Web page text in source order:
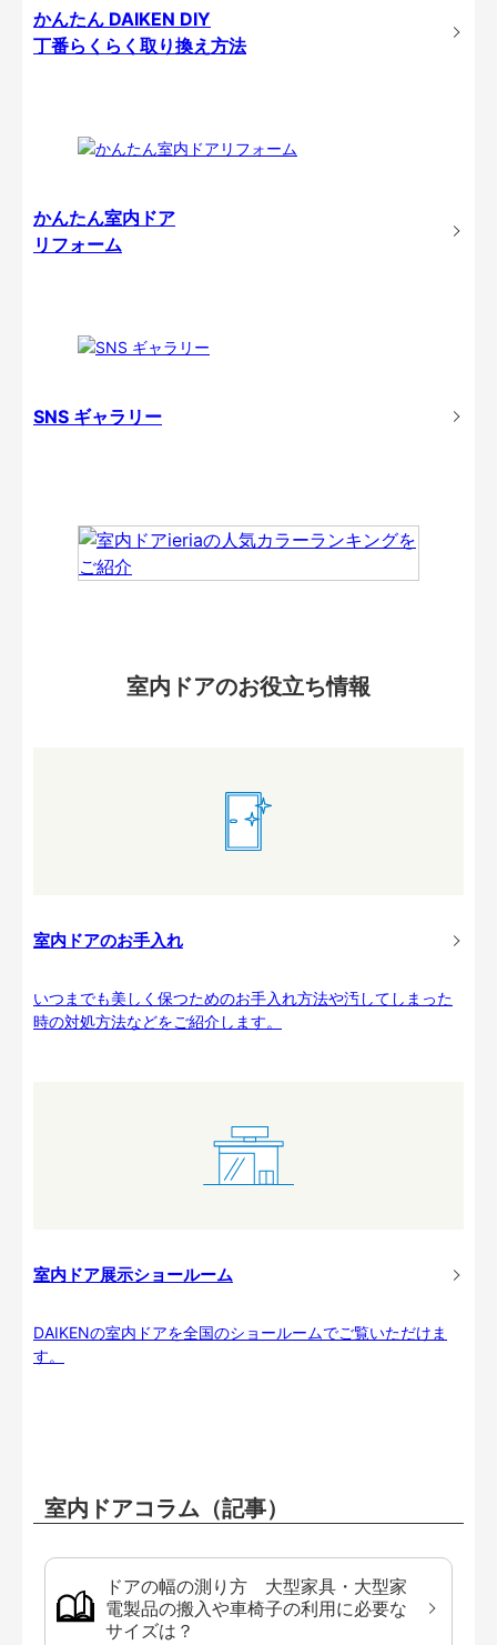
かんたん DAIKEN DIY
丁番らくらく取り換え方法
かんたん室内ドア
リフォーム
SNS ギャラリー
室内ドアのお役立ち情報
室内ドアのお手入れ
いつまでも美しく保つためのお手入れ方法や汚してしまった
時の対処方法などをご紹介します。
室内ドア展示ショールーム
DAIKENの室内ドアを全国のショールームでご覧いただけま
す。
室内ドアコラム（記事）
ドアの幅の測り方 大型家具・大型家
電製品の搬入や車椅子の利用に必要な
サイズは？